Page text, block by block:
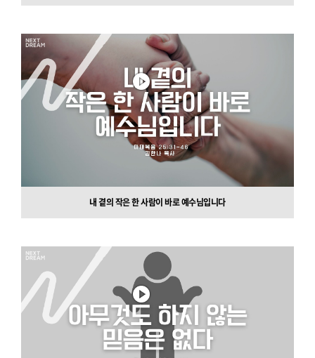
내 곁의 작은 한 사람이 바로 예수님입니다